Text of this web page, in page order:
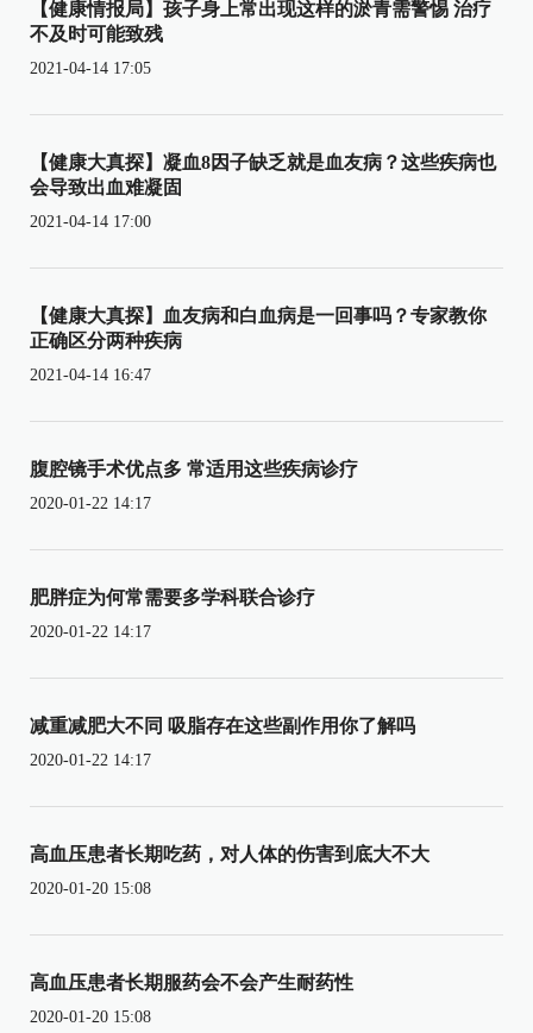
【健康情报局】孩子身上常出现这样的淤青需警惕 治疗
不及时可能致残
2021-04-14 17:05
【健康大真探】凝血8因子缺乏就是血友病？这些疾病也
会导致出血难凝固
2021-04-14 17:00
【健康大真探】血友病和白血病是一回事吗？专家教你
正确区分两种疾病
2021-04-14 16:47
腹腔镜手术优点多 常适用这些疾病诊疗
2020-01-22 14:17
肥胖症为何常需要多学科联合诊疗
2020-01-22 14:17
减重减肥大不同 吸脂存在这些副作用你了解吗
2020-01-22 14:17
高血压患者长期吃药，对人体的伤害到底大不大
2020-01-20 15:08
高血压患者长期服药会不会产生耐药性
2020-01-20 15:08